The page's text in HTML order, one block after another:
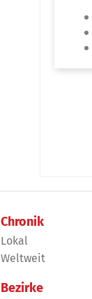
Chronik
Lokal
Weltweit
Bezirke